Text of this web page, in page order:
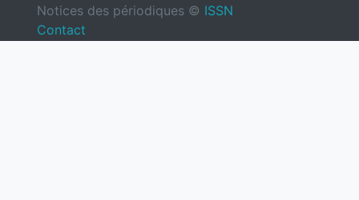
Notices des périodiques © ISSN
Contact